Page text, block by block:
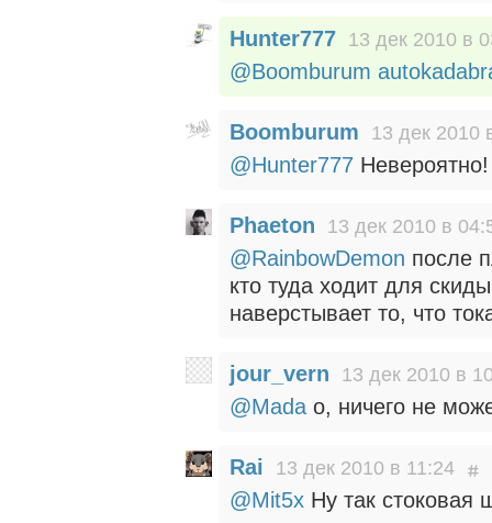
Hunter777 13 дек 2010 в
@Boomburum
Boomburum 13 дек 2010
@Hunter777
Phaeton 13 дек 2010 в
@RainbowDemon после
кто туда ходит для
наверстывает то, что
jour_vern 13 дек 2010 в
@Mada о, ничего не
Rai 13 дек 2010 в 11:24
@Mit5x Ну так стоковая